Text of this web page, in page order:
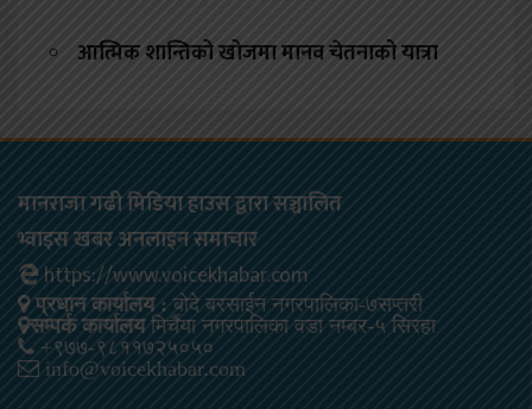
आत्मिक शान्तिको खोजमा मानव चेतनाको यात्रा
मानराजा गढी मिडिया हाउस द्वारा सञ्चालित
भ्वाइस खबर अनलाइन समाचार
https://www.voicekhabar.com
प्रधान कार्यालय : बोदे बरसाईन नगरपालिका-७सप्तरी
सम्पर्क कार्यालयमिर्चैया नगरपालिका वडा नम्बर-५ सिरहा
+९७७-९८११७२५०५०
info@voicekhabar.com